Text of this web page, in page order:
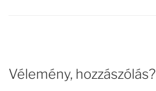
Vélemény, hozzászólás?